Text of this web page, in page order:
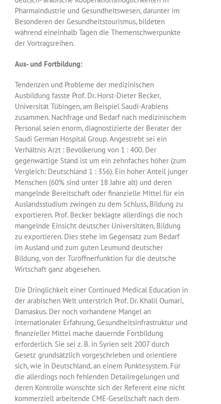
Pharmaindustrie und Gesundheitswesen, darunter im
Besonderen der Gesundheitstourismus, bildeten
während eineinhalb Tagen die Themenschwerpunkte
der Vortragsreihen.
Aus- und Fortbildung:
Tendenzen und Probleme der medizinischen
Ausbildung fasste Prof. Dr. Horst-Dieter Becker,
Universität Tübingen, am Beispiel Saudi-Arabiens
zusammen. Nachfrage und Bedarf nach medizinischem
Personal seien enorm, diagnostizierte der Berater der
Saudi German Hospital Group. Angestrebt sei ein
Verhältnis Arzt : Bevölkerung von 1 : 400. Der
gegenwärtige Stand ist um ein zehnfaches höher (zum
Vergleich: Deutschland 1 : 356). Ein hoher Anteil junger
Menschen (60% sind unter 18 Jahre alt) und deren
mangelnde Bereitschaft oder finanzielle Mittel für ein
Auslandsstudium zwingen zu dem Schluss, Bildung zu
exportieren. Prof. Becker beklagte allerdings die noch
mangelnde Einsicht deutscher Universitäten, Bildung
zu exportieren. Dies stehe im Gegensatz zum Bedarf
im Ausland und zum guten Leumund deutscher
Bildung, von der Türöffnerfunktion für die deutsche
Wirtschaft ganz abgesehen.
Die Dringlichkeit einer Continued Medical Education in
der arabischen Welt unterstrich Prof. Dr. Khalil Oumari,
Damaskus. Der noch vorhandene Mangel an
internationaler Erfahrung, Gesundheitsinfrastruktur und
finanzieller Mittel mache dauernde Fortbildung
erforderlich. Sie sei z. B. in Syrien seit 2007 durch
Gesetz grundsätzlich vorgeschrieben und orientiere
sich, wie in Deutschland, an einem Punktesystem. Für
die allerdings noch fehlenden Detailregelungen und
deren Kontrolle wünschte sich der Referent eine nicht
kommerziell arbeitende CME-Gesellschaft nach dem